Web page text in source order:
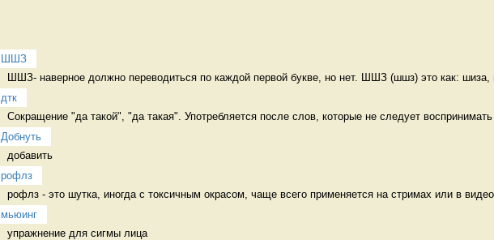
ШШЗ
ШШЗ- наверное должно переводиться по каждой первой букве, но нет. ШШЗ (шшз) это как: шиза,
дтк
Сокращение "да такой", "да такая". Употребляется после слов, которые не следует
Добнуть
добавить
рофлз
рофлз - это шутка, иногда с токсичным окрасом, чаще всего применяется на стримах или в
мьюинг
упражнение для сигмы лица